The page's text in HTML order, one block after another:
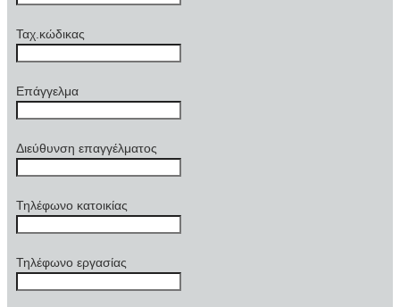
Ταχ.κώδικας
Επάγγελμα
Διεύθυνση επαγγέλματος
Τηλέφωνο κατοικίας
Τηλέφωνο εργασίας